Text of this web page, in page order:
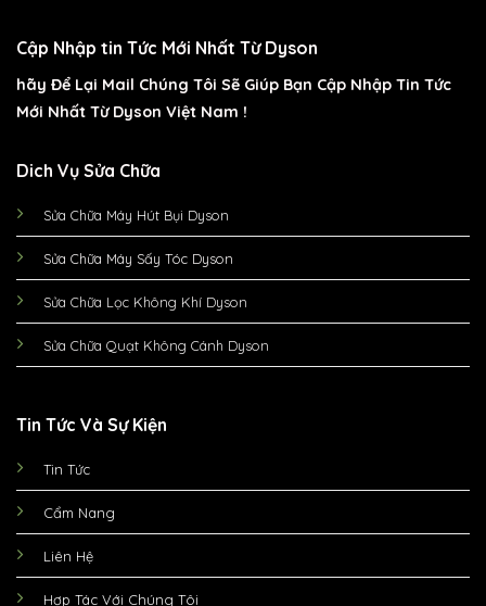
Dich Vụ Sửa Chữa
Sửa Chữa Máy Hút Bụi Dyson
Sửa Chữa Máy Sấy Tóc Dyson
Sửa Chữa Lọc Không Khí Dyson
Sửa Chữa Quạt Không Cánh Dyson
Tin Tức Và Sự Kiện
Tin Tức
Cẩm Nang
Liên Hệ
Hợp Tác Với Chúng Tôi
Cập Nhập tin Tức Mới Nhất Từ Dyson
hãy Để Lại Mail Chúng Tôi Sẽ Giúp Bạn Cập Nhập Tin Tức
Mới Nhất Từ Dyson Việt Nam !